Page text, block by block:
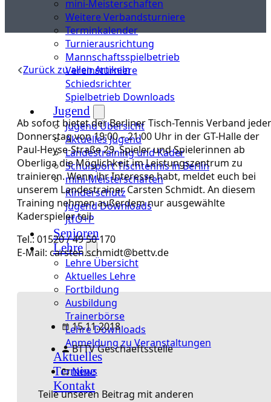
mini-Meisterschaften
Weitere Verbandsturniere
Terminkalender
Turnierausrichtung
Mannschaftsspielbetrieb
Vereinsturniere
Schiedsrichter
Spielbetrieb Downloads
Jugend
Jugend Übersicht
Aktuelles Jugend
Landestraining und Kader
Schulsport Tischtennis in Berlin
mini-Meisterschaften
Kinderschutz
Jugend Downloads
JtfO+P
Senioren
Lehre
Lehre Übersicht
Aktuelles Lehre
Fortbildung
Ausbildung
Trainerbörse
Lehre Downloads
Anmeldung zu Veranstaltungen
Aktuelles
Termine
Kontakt
Zurück zu allen Artikeln
Ab sofort bietet der Berliner Tisch-Tennis Verband
Donnerstag von 19:00 – 21:00 Uhr in der GT-Halle der
Paul-Heyse-Straße 29, Spieler und Spielerinnen ab
Oberliga die Möglichkeit im Leistungszentrum zu
trainieren. Wenn ihr Interesse habt, meldet euch bei
unserem Landestrainer Carsten Schmidt. An diesem
Training nehmen außerdem nur ausgewählte
Kaderspieler teil.
Tel.: 01520 / 49 50 170
E-Mail: carsten.schmidt@bettv.de
15.11.2018
BTTV Geschaeftsstelle
News
Teile unseren Beitrag mit anderen